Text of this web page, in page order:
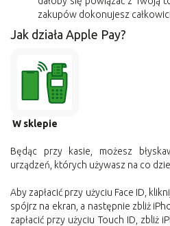
zakupów dokonujesz
Jak działa Apple Pay?
W sklepie
Będąc przy kasie, możesz
urządzeń, których używasz na co
Aby zapłacić przy użyciu Face ID,
spójrz na ekran, a następnie zbliż
zapłacić przy użyciu Touch ID, zbliż